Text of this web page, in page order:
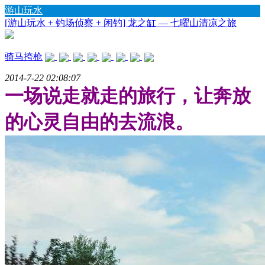
游山玩水
[游山玩水 + 钓场侦察 + 闲钓] 龙之缸 — 七曜山清凉之旅
骑马挎枪
2014-7-22 02:08:07
一场说走就走的旅行，让奔放
的心灵自由的去流浪。